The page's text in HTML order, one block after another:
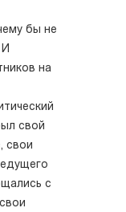
бы не
на
свой
свои
с